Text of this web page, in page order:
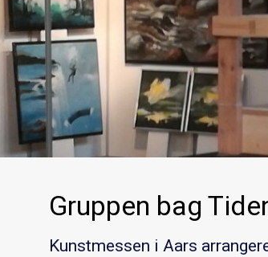
Gruppen bag
Kunstmessen i Aars